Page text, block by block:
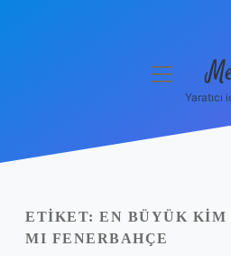
Yasal Uyarı
menüyü
ETIKET: EN BÜYÜK KIM
MI FENERBAHÇE